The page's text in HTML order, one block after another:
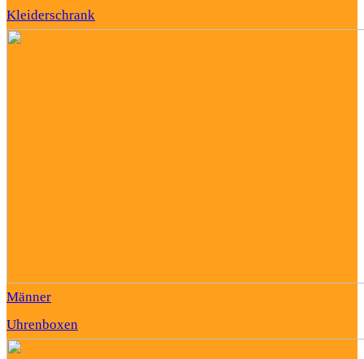
Kleiderschrank
Männer
Uhrenboxen